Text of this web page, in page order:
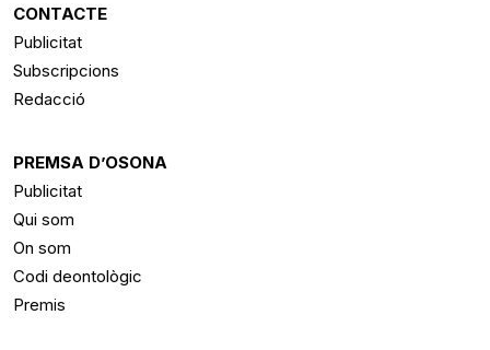
CONTACTE
Publicitat
Subscripcions
Redacció
PREMSA D’OSONA
Publicitat
Qui som
On som
Codi deontològic
Premis